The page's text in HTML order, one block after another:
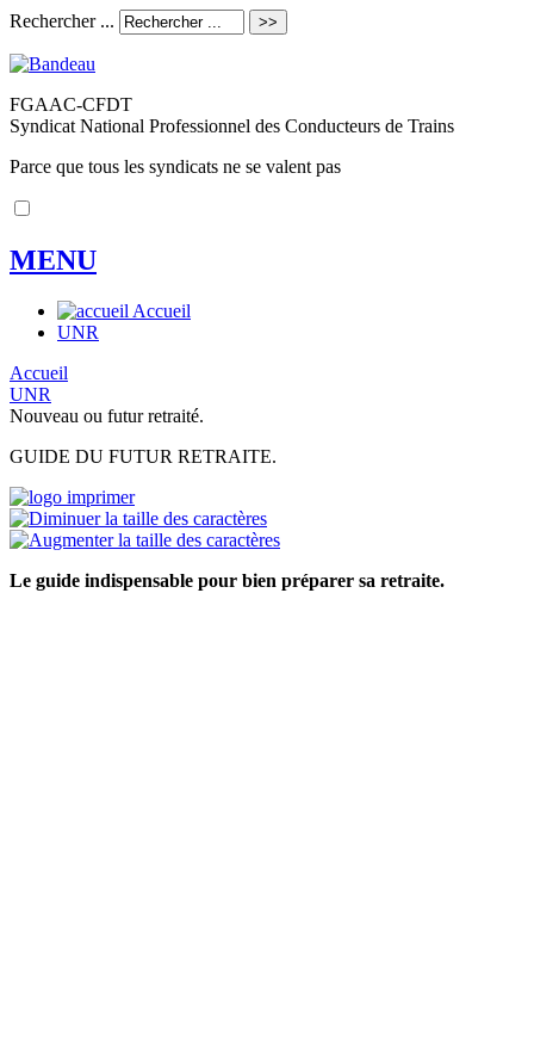
Rechercher ...
FGAAC-CFDT
Syndicat National Professionnel des Conducteurs de Trains
Parce que tous les syndicats ne se valent pas
MENU
Accueil
UNR
Accueil
UNR
Nouveau ou futur retraité.
GUIDE DU FUTUR RETRAITE.
Le guide indispensable pour bien préparer sa retraite.